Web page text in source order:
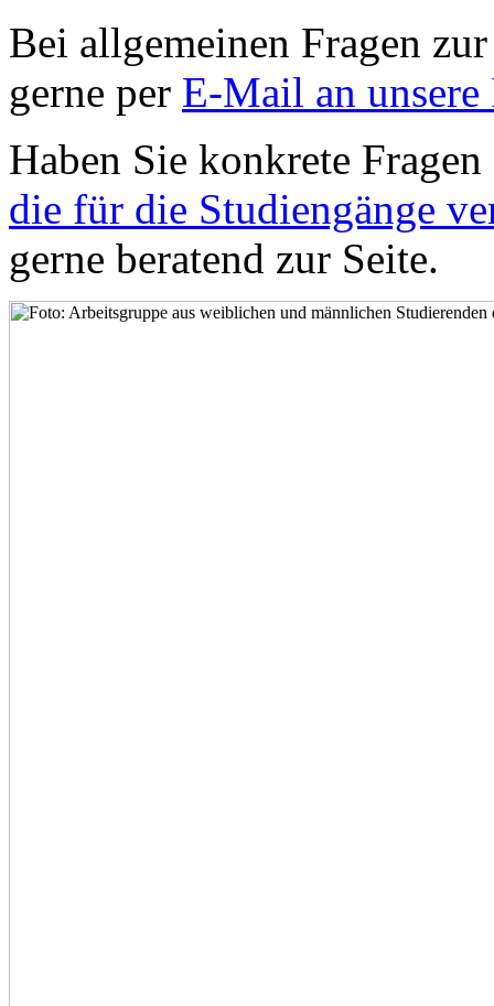
Bei allgemeinen Fragen
gerne per E-Mail an
Haben Sie konkrete
die für die Studiengänge
gerne beratend zur Seite.